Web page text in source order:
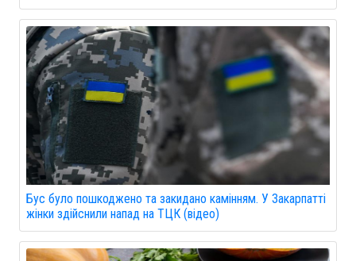
Бус було пошкоджено та закидано камінням. У Закарпатті
жінки здійснили напад на ТЦК (відео)